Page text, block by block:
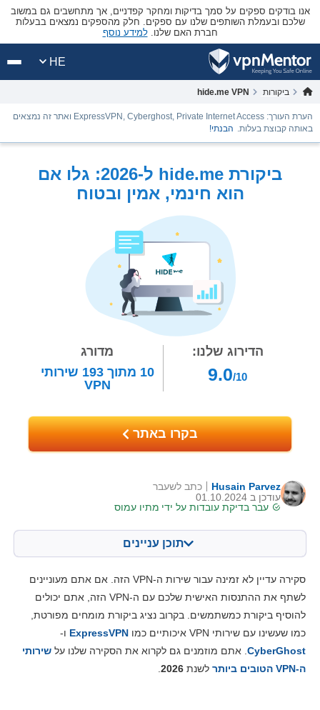
אנו בודקים ספקים על סמך בדיקות ומחקר קפדניים, אך מתחשבים גם במשוב
שלכם ובעמלת השותפים שלנו עם ספקים. חלק מהספקים נמצאים בבעלות
חברת האם שלנו.למידע נוסף
HE
ביקורות hide.me VPN
הערת העורך: ExpressVPN, Cyberghost, Private Internet Access ואתר זה נמצאים
באותה קבוצת בעלות. הבנתי!
ביקורת hide.me ל-2026: גלו אם
הוא חינמי, אמין ובטוח
הדירוג שלנו:
9.0/10
מדורג
10 מתוך193 שירותי
VPN
בקרו באתר
Husain Parvez
עודכן ב 01.10.2024
עבר בדיקת עובדות על ידי מתיו עמוס
כתב לשעבר
תוכן עניינים
מאפיינים מרכזיים 9.0
התקנה ואפליקציות 9.2
אמינות ותמיכה 9.2
סקירה עדיין לא זמינה עבור שירות ה-VPN הזה. אם אתם מעוניינים
לשתף את ההתנסות האישית שלכם עם ה-VPN הזה, אתם יכולים
להוסיף ביקורת כמשתמשים. בקרוב נציג ביקורת מומחים מפורטת,
כמו שעשינו עם שירותי VPN איכותיים כמו
ExpressVPN ו-
CyberGhost. אתם מוזמנים גם לקרוא את הסקירה שלנו על שירותי
ה-VPN הטובים ביותר
לשנת 2026
.